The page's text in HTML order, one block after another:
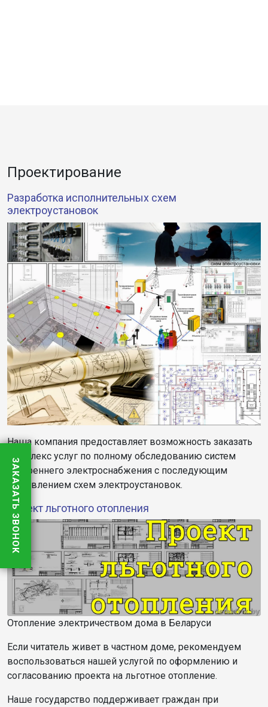
Проектирование
Разработка исполнительных схем
электроустановок
Наша компания предоставляет возможность заказать
комплекс услуг по полному обследованию систем
внутреннего электроснабжения с последующим
составлением схем электроустановок.
Проект льготного отопления
Отопление электричеством дома в Беларуси
Если читатель живет в частном доме, рекомендуем
воспользоваться нашей услугой по оформлению и
согласованию проекта на льготное отопление.
Наше государство поддерживает граждан при
ЗАКАЗАТЬ ЗВОНОК